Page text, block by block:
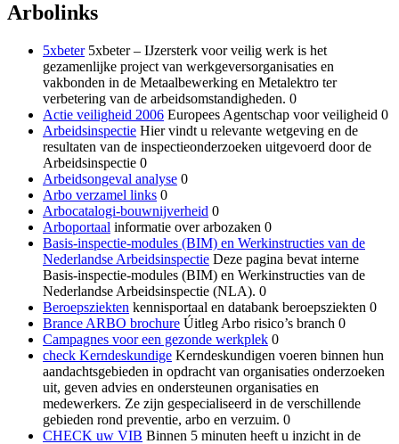
Arbolinks
5xbeter5xbeter – IJzersterk voor veilig werk is het
gezamenlijke project van werkgeversorganisaties en
vakbonden in de Metaalbewerking en Metalektro ter
verbetering van de arbeidsomstandigheden. 0
Actie veiligheid 2006 Europees Agentschap voor veiligheid 0
Arbeidsinspectie Hier vindt u relevante wetgeving en de
resultaten van de inspectieonderzoeken uitgevoerd door de
Arbeidsinspectie 0
Arbeidsongeval analyse 0
Arbo verzamel links 0
Arbocatalogi-bouwnijverheid 0
Arboportaal informatie over arbozaken 0
Basis-inspectie-modules (BIM) en Werkinstructies van de
Nederlandse Arbeidsinspectie Deze pagina bevat interne
Basis-inspectie-modules (BIM) en Werkinstructies van de
Nederlandse Arbeidsinspectie (NLA). 0
Beroepsziekten kennisportaal en databank beroepsziekten 0
Brance ARBO brochure Úitleg Arbo risico’s branch 0
Campagnes voor een gezonde werkplek 0
check Kerndeskundige Kerndeskundigen voeren binnen hun
aandachtsgebieden in opdracht van organisaties onderzoeken
uit, geven advies en ondersteunen organisaties en
medewerkers. Ze zijn gespecialiseerd in de verschillende
gebieden rond preventie, arbo en verzuim. 0
CHECK uw VIB Binnen 5 minuten heeft u inzicht in de